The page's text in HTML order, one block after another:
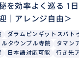
を効率よく巡る 1
｜アレンジ自由＞
ダラムピンギットスバト
ルタウンプル寺院
タマン
日本語対応可能 行き先